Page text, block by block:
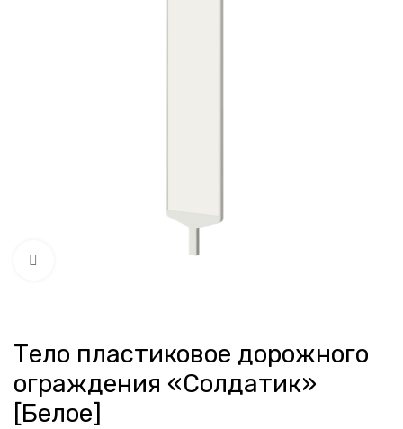
Нажмите, чтобы увеличить
Тело пластиковое дорожного
ограждения «Солдатик»
[Белое]